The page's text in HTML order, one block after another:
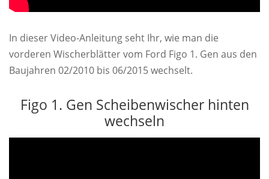
In dieser Video-Anleitung seht Ihr, wie man die
vorderen Wischerblätter vom Ford Figo 1. Gen aus den
Baujahren 02/2010 bis 06/2015 wechselt.
Figo 1. Gen Scheibenwischer hinten
wechseln